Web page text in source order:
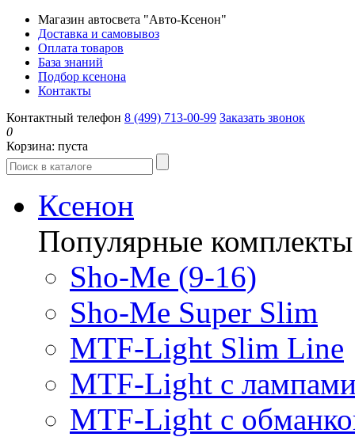
Магазин автосвета "Авто-Ксенон"
Доставка и самовывоз
Оплата товаров
База знаний
Подбор ксенона
Контакты
Контактный телефон 8 (499) 713-00-99 Заказать звонок
0
Корзина: пуста
Ксенон
Популярные комплекты
Sho-Me (9-16)
Sho-Me Super Slim
MTF-Light Slim Line
MTF-Light с
MTF-Light с